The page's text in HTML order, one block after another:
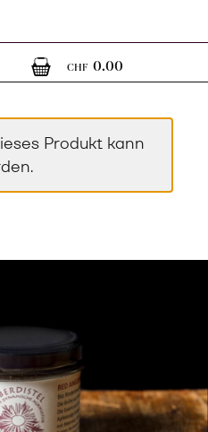
CHF 0.000 Artikel
Produkt kann